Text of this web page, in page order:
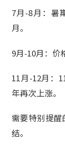
7月-8月：暑
月。
9月-10月：价
11月-12月：
年再次上涨。
需要特别提
结。